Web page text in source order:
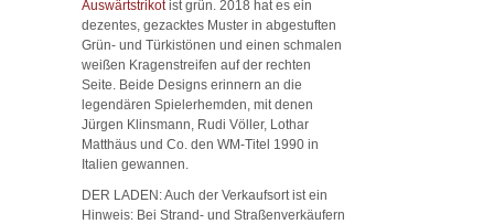
Auswärtstrikotist grün. 2018 hat es ein
dezentes, gezacktes Muster in abgestuften
Grün- und Türkistönen und einen schmalen
weißen Kragenstreifen auf der rechten
Seite. Beide Designs erinnern an die
legendären Spielerhemden, mit denen
Jürgen Klinsmann, Rudi Völler, Lothar
Matthäus und Co. den WM-Titel 1990 in
Italien gewannen.
DER LADEN: Auch der Verkaufsort ist ein
Hinweis: Bei Strand- und Straßenverkäufern